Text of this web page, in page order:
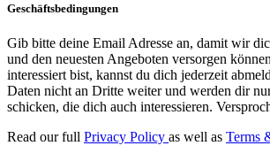
Geschäftsbedingungen
Gib bitte deine Email Adresse an, damit wir
und den neuesten Angeboten versorgen
interessiert bist, kannst du dich jederzeit
Daten nicht an Dritte weiter und werden dir
schicken, die dich auch interessieren.
Read our full Privacy Policy as well as Terms